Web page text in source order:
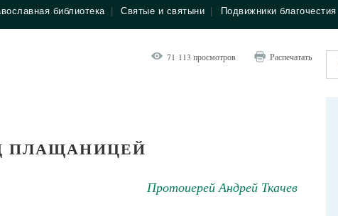
библиотека Святые и святыни Подвижники благочестия
71 113 просмотров Распечатать
ПЛАЩАНИЦЕЙ
Протоиерей Андрей Ткачев